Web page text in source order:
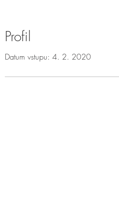
Profil
Datum vstupu: 4. 2. 2020